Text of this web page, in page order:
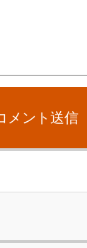
メント送信